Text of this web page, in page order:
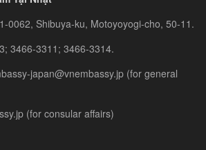
0062, Shibuya-ku, Motoyoyogi-cho, 50-11.
3466-3311; 3466-3314.
japan@vnembassy.jp (for general
(for consular affairs)